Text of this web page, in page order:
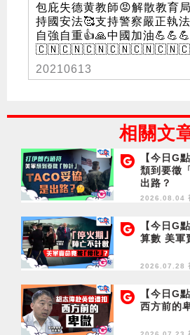
包庇失德黄教師😡解散教育
持國安法🥰支持警察嚴正執
自強自重👍🙏中國加油
20210613
相關文
【今日G
頹到要徵
出路？
2026.08.04
【今日G
算數 美軍
2026.07.28
【今日G
西方前的